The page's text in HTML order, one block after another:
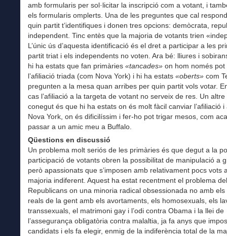
amb formularis per sol·licitar la inscripció com a votant, i
els formularis omplerts. Una de les preguntes que cal
quin partit t’identifiques i donen tres opcions: demòcrata,
independent. Tinc entès que la majoria de votants trien
L’únic ús d’aquesta identificació és el dret a participar a les
partit triat i els independents no voten. Ara bé: lliures i
hi ha estats que fan primàries «tancades» on hom només pot
l’afiliació triada (com Nova York) i hi ha estats «oberts» com
pregunten a la mesa quan arribes per quin partit vols votar.
cas l’afiliació a la targeta de votant no serveix de res. Un
conegut és que hi ha estats on és molt fàcil canviar l’afiliació i
Nova York, on és dificilíssim i fer-ho pot trigar mesos, com
passar a un amic meu a Buffalo.
Qüestions en discussió
Un problema molt seriós de les primàries és que degut a la
participació de votants obren la possibilitat de manipulació a
però apassionats que s’imposen amb relativament pocs vots
majoria indiferent. Aquest ha estat recentment el problema
Republicans on una minoria radical obsessionada no amb
reals de la gent amb els avortaments, els homosexuals, els
transsexuals, el matrimoni gay i l’odi contra Obama i la llei de
l’assegurança obligatòria contra malaltia, ja fa anys que
candidats i els fa elegir, enmig de la indiferència total de la